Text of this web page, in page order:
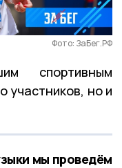
Фото: ЗаБег.РФ
спортивным
участников, но и
мы проведём